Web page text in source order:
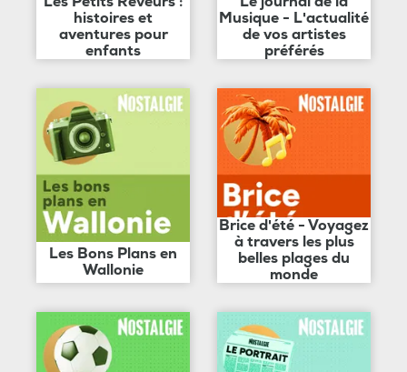
histoires et
aventures pour
enfants
Musique - L'actualité
de vos artistes
préférés
Les Bons Plans en
Wallonie
Brice d'été - Voyagez
à travers les plus
belles plages du
monde